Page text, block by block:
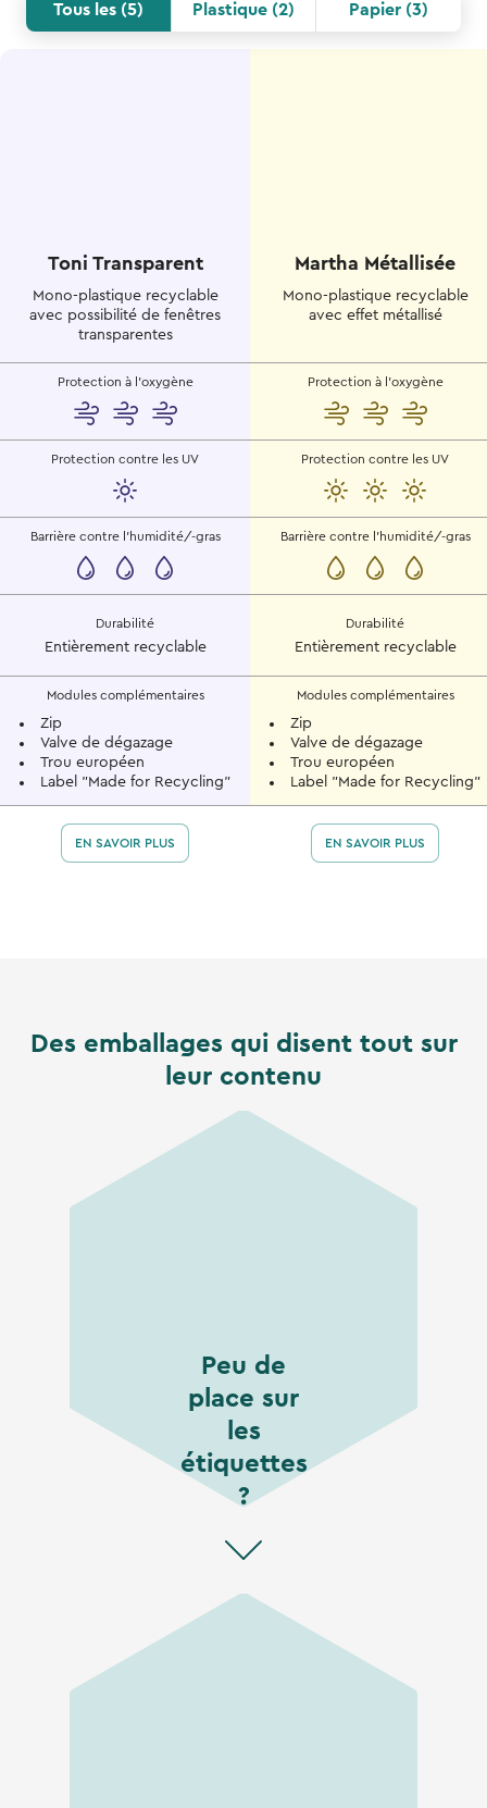
Tous les(5) Plastique (2) Papier (3)
Toni Transparent
Mono-plastique recyclable
avec possibilité de fenêtres
transparentes
Martha Métallisée
Mono-plastique recyclable
avec effet métallisé
Protection à l'oxygène Protection à l'oxygène
Protection contre les UV Protection contre les UV
Barrière contre l'humidité/-gras Barrière contre l'humidité/-gras
Durabilité
Entièrement recyclable
Durabilité
Entièrement recyclable
Modules complémentaires
Zip
Valve de dégazage
Trou européen
Label "Made for Recycling"
Modules complémentaires
Zip
Valve de dégazage
Trou européen
Label "Made for Recycling"
EN SAVOIR PLUS EN SAVOIR PLUS
Des emballages qui disent tout sur
leur contenu
Peu de
place sur
les
étiquettes
?